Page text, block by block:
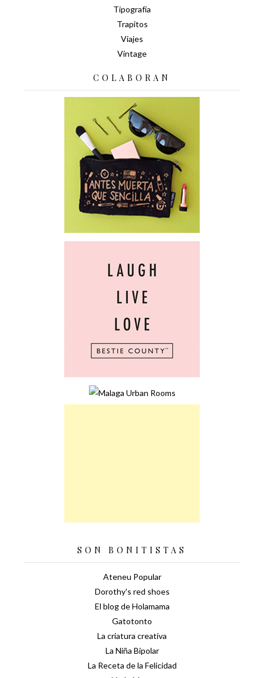
Tipografía
Trapitos
Viajes
Vintage
COLABORAN
SON BONITISTAS
Ateneu Popular
Dorothy's red shoes
El blog de Holamama
Gatotonto
La criatura creativa
La Niña Bipolar
La Receta de la Felicidad